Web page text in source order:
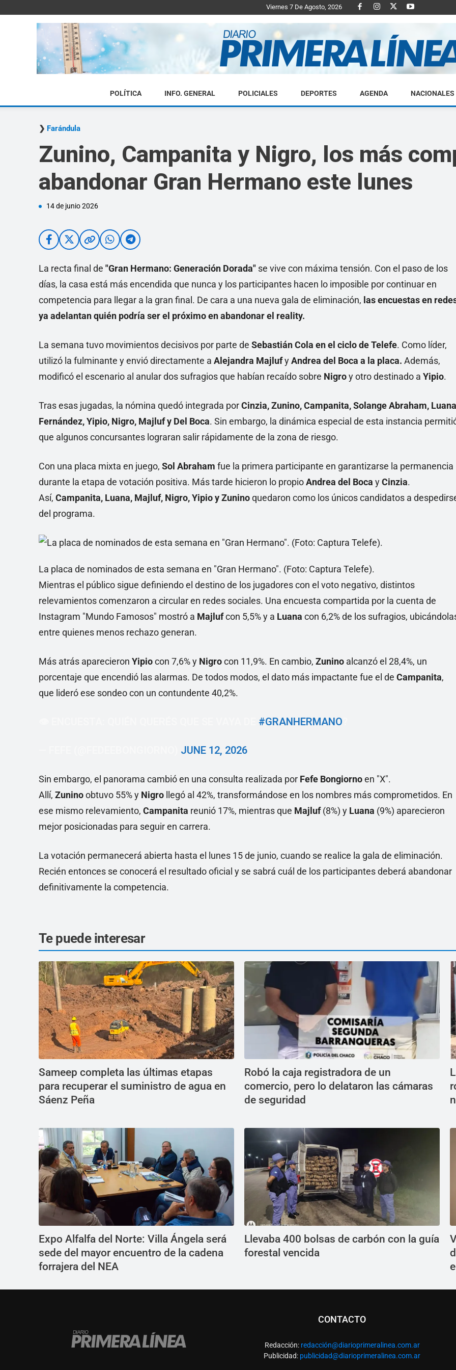
Viernes 7 De Agosto, 2026
Diario
Primera
POLÍTICA INFO. GENERAL POLICIALES DEPORTES AGENDA NACIONALES
Farándula
Zunino, Campanita y Nigro, los más
abandonar Gran Hermano este lunes
14 de junio 2026
La recta final de "Gran Hermano: Generación Dorada" se vive con máxima tensión. Con el paso de los
días, la casa está más encendida que nunca y los participantes hacen lo imposible por continuar en
competencia para llegar a la gran final. De cara a una nueva gala de eliminación, las encuestas en
ya adelantan quién podría ser el próximo en abandonar el reality.
La semana tuvo movimientos decisivos por parte de Sebastián Cola en el ciclo de Telefe. Como líder,
utilizó la fulminante y envió directamente a Alejandra MajlufyAndrea del Boca a la placa. Además,
modificó el escenario al anular dos sufragios que habían recaído sobre Nigroy otro destinado a Yipio.
Tras esas jugadas, la nómina quedó integrada porCinzia, Zunino, Campanita, Solange Abraham, Luana
Fernández, Yipio, Nigro, Majluf y Del Boca. Sin embargo, la dinámica especial de esta instancia
que algunos concursantes lograran salir rápidamente de la zona de riesgo.
Con una placa mixta en juego, Sol Abraham fue la primera participante en garantizarse la permanencia
durante la etapa de votación positiva. Más tarde hicieron lo propioAndrea del Boca yCinzia.
Así, Campanita, Luana, Majluf, Nigro, Yipio y Zuninoquedaron como los únicos candidatos a
del programa.
La placa de nominados de esta semana en "Gran Hermano". (Foto: Captura Telefe).
Mientras el público sigue definiendo el destino de los jugadores con el voto negativo, distintos
relevamientos comenzaron a circular en redes sociales. Una encuesta compartida por la cuenta de
Instagram "Mundo Famosos" mostró a Majlufcon 5,5% y a Luana con 6,2% de los sufragios,
entre quienes menos rechazo generan.
Más atrás aparecieron Yipiocon 7,6% y Nigrocon 11,9%. En cambio, Zunino alcanzó el 28,4%, un
porcentaje que encendió las alarmas. De todos modos, el dato más impactante fue el de Campanita,
que lideró ese sondeo con un contundente 40,2%.
#GRANHERMANO
JUNE 12, 2026
Sin embargo, el panorama cambió en una consulta realizada por Fefe Bongiornoen "X".
Allí, Zuninoobtuvo 55% y Nigro llegó al 42%, transformándose en los nombres más comprometidos. En
ese mismo relevamiento, Campanita reunió 17%, mientras que Majluf(8%) y Luana (9%) aparecieron
mejor posicionadas para seguir en carrera.
La votación permanecerá abierta hasta el lunes 15 de junio, cuando se realice la gala de eliminación.
Recién entonces se conocerá el resultado oficial y se sabrá cuál de los participantes deberá abandonar
definitivamente la competencia.
Te puede interesar
Sameep completa las últimas etapas
para recuperar el suministro de agua en
Sáenz Peña
Robó la caja registradora de un
comercio, pero lo delataron las cámaras
de seguridad
Expo Alfalfa del Norte: Villa Ángela será
sede del mayor encuentro de la cadena
forrajera del NEA
Llevaba 400 bolsas de carbón con la guía
forestal vencida
CONTACTO
Redacción: redacción@diarioprimeralinea.com.ar
Publicidad: publicidad@diarioprimeralinea.com.ar